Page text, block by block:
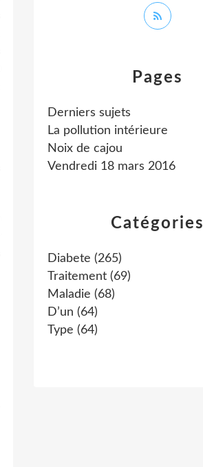
Catégories
Diabete (265)
Traitement (69)
Maladie (68)
D’un (64)
Type (64)
Pages
Derniers sujets
La pollution intérieure
Noix de cajou
Vendredi 18 mars 2016